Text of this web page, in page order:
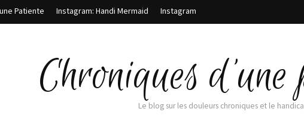
Patiente Instagram: Handi Mermaid Instagram
Chroniques d'une
Le blog sur les douleurs chroniques et le